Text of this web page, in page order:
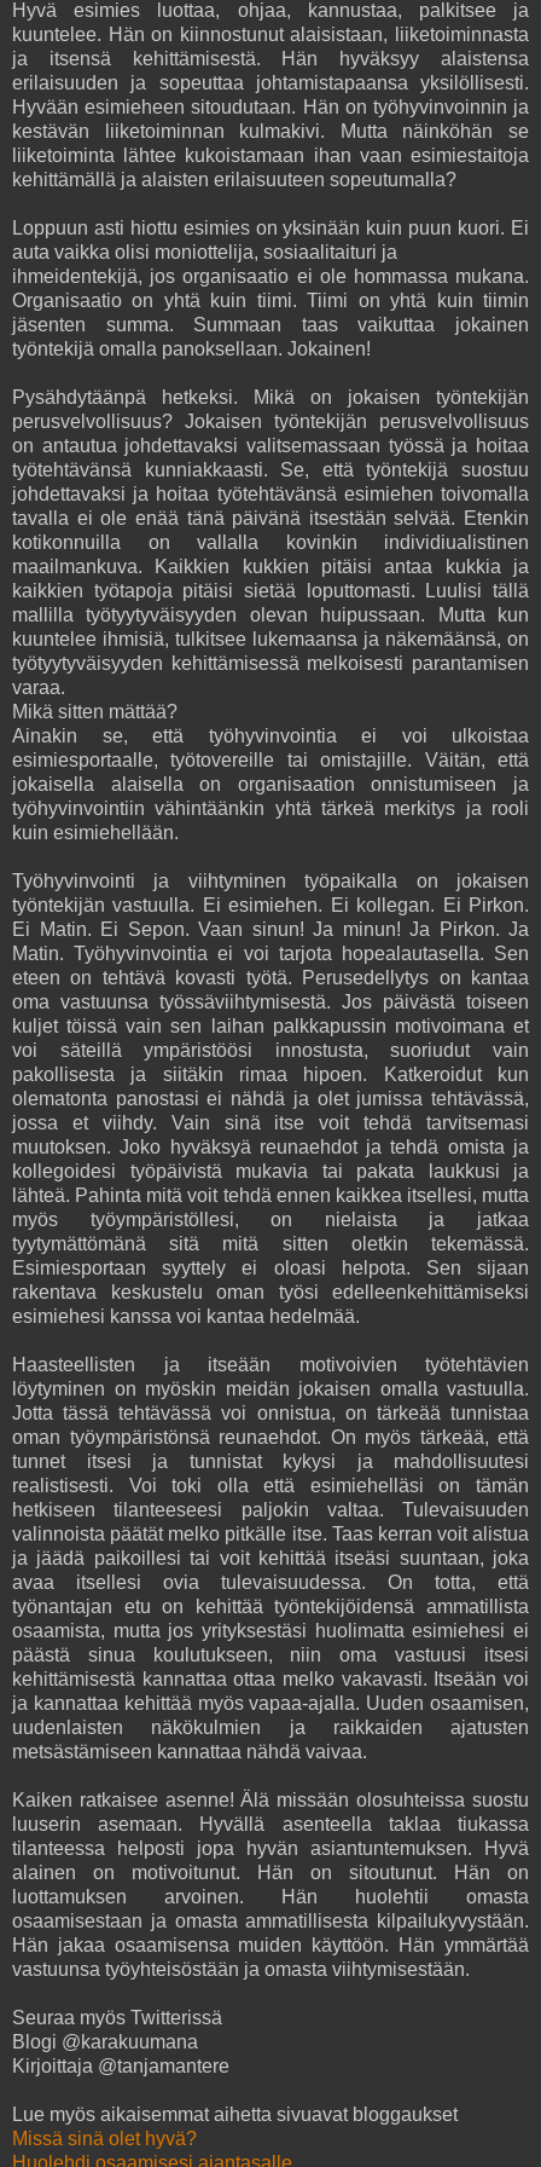
Hyvä esimies luottaa, ohjaa, kannustaa, palkitsee ja
kuuntelee. Hän on kiinnostunut alaisistaan, liiketoiminnasta
ja itsensä kehittämisestä. Hän hyväksyy alaistensa
erilaisuuden ja sopeuttaa johtamistapaansa yksilöllisesti.
Hyvään esimieheen sitoudutaan. Hän on työhyvinvoinnin ja
kestävän liiketoiminnan kulmakivi. Mutta näinköhän se
liiketoiminta lähtee kukoistamaan ihan vaan esimiestaitoja
kehittämällä ja alaisten erilaisuuteen sopeutumalla?
Loppuun asti hiottu esimies on yksinään kuin puun kuori. Ei
auta vaikka olisi moniottelija, sosiaalitaituri ja
ihmeidentekijä, jos organisaatio ei ole hommassa mukana.
Organisaatio on yhtä kuin tiimi. Tiimi on yhtä kuin tiimin
jäsenten summa. Summaan taas vaikuttaa jokainen
työntekijä omalla panoksellaan. Jokainen!
Pysähdytäänpä hetkeksi. Mikä on jokaisen työntekijän
perusvelvollisuus? Jokaisen työntekijän perusvelvollisuus
on antautua johdettavaksi valitsemassaan työssä ja hoitaa
työtehtävänsä kunniakkaasti. Se, että työntekijä suostuu
johdettavaksi ja hoitaa työtehtävänsä esimiehen toivomalla
tavalla ei ole enää tänä päivänä itsestään selvää. Etenkin
kotikonnuilla on vallalla kovinkin individiualistinen
maailmankuva. Kaikkien kukkien pitäisi antaa kukkia ja
kaikkien työtapoja pitäisi sietää loputtomasti. Luulisi tällä
mallilla työtyytyväisyyden olevan huipussaan. Mutta kun
kuuntelee ihmisiä, tulkitsee lukemaansa ja näkemäänsä, on
työtyytyväisyyden kehittämisessä melkoisesti parantamisen
varaa.
Mikä sitten mättää?
Ainakin se, että työhyvinvointia ei voi ulkoistaa
esimiesportaalle, työtovereille tai omistajille. Väitän, että
jokaisella alaisella on organisaation onnistumiseen ja
työhyvinvointiin vähintäänkin yhtä tärkeä merkitys ja rooli
kuin esimiehellään.
Työhyvinvointi ja viihtyminen työpaikalla on jokaisen
työntekijän vastuulla. Ei esimiehen. Ei kollegan. Ei Pirkon.
Ei Matin. Ei Sepon. Vaan sinun! Ja minun! Ja Pirkon. Ja
Matin. Työhyvinvointia ei voi tarjota hopealautasella. Sen
eteen on tehtävä kovasti työtä. Perusedellytys on kantaa
oma vastuunsa työssäviihtymisestä. Jos päivästä toiseen
kuljet töissä vain sen laihan palkkapussin motivoimana et
voi säteillä ympäristöösi innostusta, suoriudut vain
pakollisesta ja siitäkin rimaa hipoen. Katkeroidut kun
olematonta panostasi ei nähdä ja olet jumissa tehtävässä,
jossa et viihdy. Vain sinä itse voit tehdä tarvitsemasi
muutoksen. Joko hyväksyä reunaehdot ja tehdä omista ja
kollegoidesi työpäivistä mukavia tai pakata laukkusi ja
lähteä. Pahinta mitä voit tehdä ennen kaikkea itsellesi, mutta
myös työympäristöllesi, on nielaista ja jatkaa
tyytymättömänä sitä mitä sitten oletkin tekemässä.
Esimiesportaan syyttely ei oloasi helpota. Sen sijaan
rakentava keskustelu oman työsi edelleenkehittämiseksi
esimiehesi kanssa voi kantaa hedelmää.
Haasteellisten ja itseään motivoivien työtehtävien
löytyminen on myöskin meidän jokaisen omalla vastuulla.
Jotta tässä tehtävässä voi onnistua, on tärkeää tunnistaa
oman työympäristönsä reunaehdot. On myös tärkeää, että
tunnet itsesi ja tunnistat kykysi ja mahdollisuutesi
realistisesti. Voi toki olla että esimiehelläsi on tämän
hetkiseen tilanteeseesi paljokin valtaa. Tulevaisuuden
valinnoista päätät melko pitkälle itse. Taas kerran voit alistua
ja jäädä paikoillesi tai voit kehittää itseäsi suuntaan, joka
avaa itsellesi ovia tulevaisuudessa. On totta, että
työnantajan etu on kehittää työntekijöidensä ammatillista
osaamista, mutta jos yrityksestäsi huolimatta esimiehesi ei
päästä sinua koulutukseen, niin oma vastuusi itsesi
kehittämisestä kannattaa ottaa melko vakavasti. Itseään voi
ja kannattaa kehittää myös vapaa-ajalla. Uuden osaamisen,
uudenlaisten näkökulmien ja raikkaiden ajatusten
metsästämiseen kannattaa nähdä vaivaa.
Kaiken ratkaisee asenne! Älä missään olosuhteissa suostu
luuserin asemaan. Hyvällä asenteella taklaa tiukassa
tilanteessa helposti jopa hyvän asiantuntemuksen. Hyvä
alainen on motivoitunut. Hän on sitoutunut. Hän on
luottamuksen arvoinen. Hän huolehtii omasta
osaamisestaan ja omasta ammatillisesta kilpailukyvystään.
Hän jakaa osaamisensa muiden käyttöön. Hän ymmärtää
vastuunsa työyhteisöstään ja omasta viihtymisestään.
Seuraa myös Twitterissä
Blogi @karakuumana
Kirjoittaja @tanjamantere
Lue myös aikaisemmat aihetta sivuavat bloggaukset
Missä sinä olet hyvä?
Huolehdi osaamisesi ajantasalle